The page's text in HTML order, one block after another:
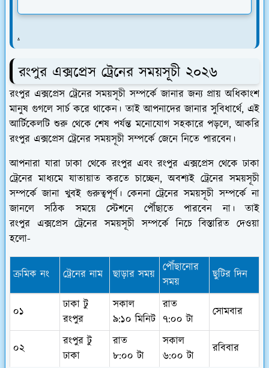
.
রংপুর এক্সপ্রেস ট্রেনের সময়সূচী ২০২৬
রংপুর এক্সপ্রেস ট্রেনের সময়সূচী সম্পর্কে জানার জন্য প্রায় অধিকাংশ
মানুষ গুগলে সার্চ করে থাকেন। তাই আপনাদের জানার সুবিধার্থে, এই
আর্টিকেলটি শুরু থেকে শেষ পর্যন্ত মনোযোগ সহকারে পড়লে, আকরি
রংপুর এক্সপ্রেস ট্রেনের সময়সূচী সম্পর্কে জেনে নিতে পারবেন।
আপনারা যারা ঢাকা থেকে রংপুর এবং রংপুর এক্সপ্রেস থেকে ঢাকা
ট্রেনের মাধ্যমে যাতায়াত করতে চাচ্ছেন, অবশ্যই ট্রেনের সময়সূচী
সম্পর্কে জানা খুবই গুরুত্বপূর্ণ। কেননা ট্রেনের সময়সূচী সম্পর্কে না
জানলে সঠিক সময়ে স্টেশনে পৌঁছাতে পারবেন না। তাই
রংপুর এক্সপ্রেস ট্রেনের সময়সূচী সম্পর্কে নিচে বিস্তারিত দেওয়া
হলো-
ক্রমিক নং ট্রেনের নাম ছাড়ার সময় পৌঁছানোর
সময়
ছুটির দিন
০১
ঢাকা টু
রংপুর
সকাল
৯:১০ মিনিট
রাত
৭:০০ টা
সোমবার
০২
রংপুর টু
ঢাকা
রাত
৮:০০ টা
সকাল
৬:০০ টা
রবিবার